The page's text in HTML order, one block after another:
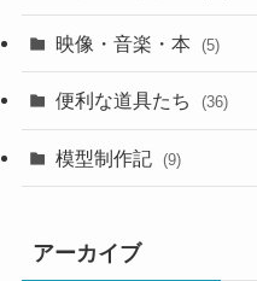
映像・音楽・本 (5)
便利な道具たち (36)
(24)
模型制作記 (9)
アーカイブ